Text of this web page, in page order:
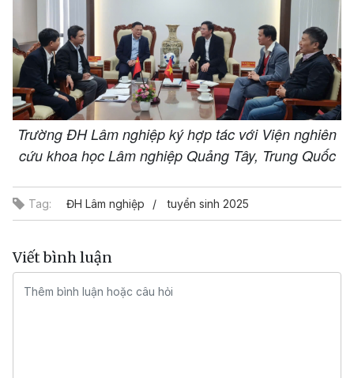
Trường ĐH Lâm nghiệp ký hợp tác với Viện nghiên
cứu khoa học Lâm nghiệp Quảng Tây, Trung Quốc
Tag: ĐH Lâm nghiệp tuyển sinh 2025
Viết bình luận